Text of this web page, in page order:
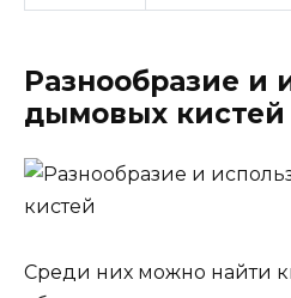
Разнообразие и
дымовых кистей
Среди них можно найти